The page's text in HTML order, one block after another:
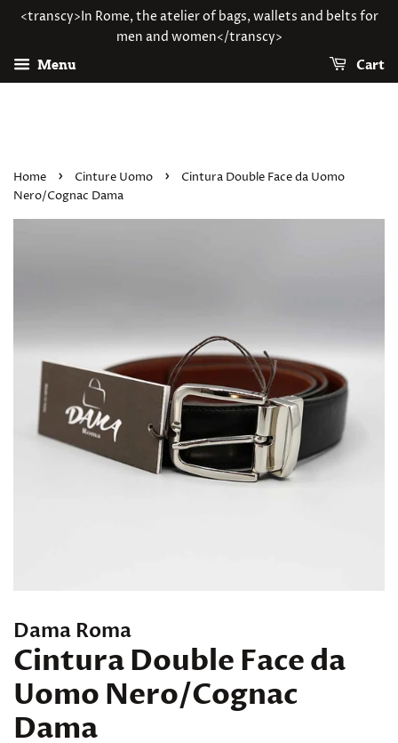
<transcy>In Rome, the atelier of bags, wallets and belts for
men and women</transcy>
Menu Cart
Home › Cinture Uomo ›
Cintura Double Face da Uomo
Nero/Cognac Dama
Dama Roma
Cintura Double Face da
Uomo Nero/Cognac
Dama